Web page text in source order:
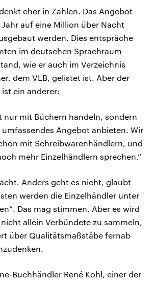
eher in Zahlen. Das Angebot
auf eine Million über Nacht
werden. Dies entspräche
im deutschen Sprachraum
wie er auch im Verzeichnis
dem VLB, gelistet ist. Aber der
ein anderer:
nur mit Büchern handeln, sondern
Angebot anbieten. Wir
mit Schreibwarenhändlern, und
mehr Einzelhändlern sprechen.“
Anders geht es nicht, glaubt
werden die Einzelhändler unter
Das mag stimmen. Aber es wird
allein Verbündete zu sammeln,
über Qualitätsmaßstäbe fernab
Buchhändler René Kohl, einer der